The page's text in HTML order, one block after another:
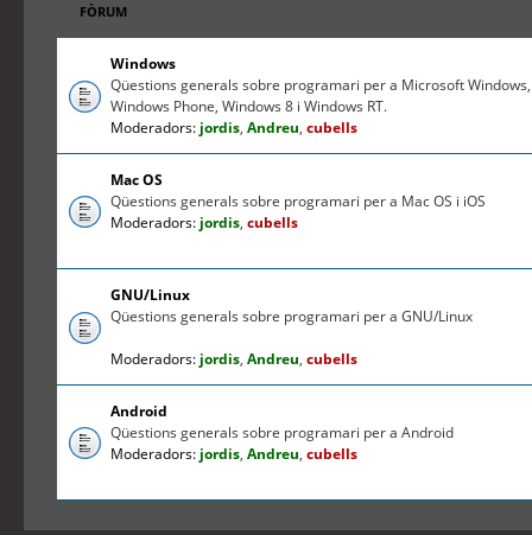
FÒRUM
Windows
Qüestions generals sobre programari per a Microsoft Windows,
Windows Phone, Windows 8 i Windows RT.
Moderadors: jordis,Andreu,cubells
Mac OS
Qüestions generals sobre programari per a Mac OS i iOS
Moderadors: jordis,cubells
GNU/Linux
Qüestions generals sobre programari per a GNU/Linux
Moderadors: jordis,Andreu,cubells
Android
Qüestions generals sobre programari per a Android
Moderadors: jordis,Andreu,cubells